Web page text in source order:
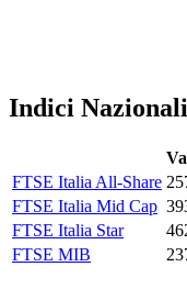
Indici Nazionali
FTSE Italia All-Share
FTSE Italia Mid Cap
FTSE Italia Star
FTSE MIB